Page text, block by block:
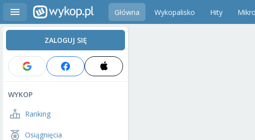
Główna Wykopalisko Hity
ZALOGUJ SIĘ
WYKOP
Ranking
Osiągnięcia